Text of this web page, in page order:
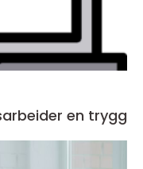
en trygg